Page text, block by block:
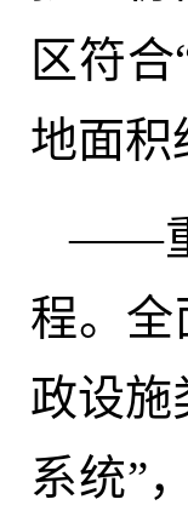
区符
地面积
——重
程。
政设施
系统”